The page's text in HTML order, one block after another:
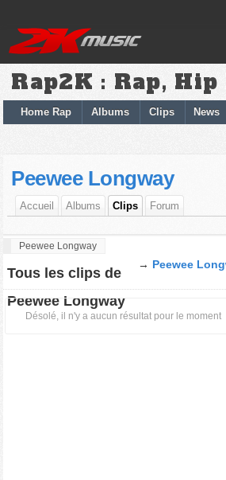
Rap2K : Rap, Hip
Home Rap Albums Clips News
Peewee Longway
Accueil Albums Clips Forum
Peewee Longway
→ Peewee
Tous les clips de
Peewee Longway
Désolé, il n'y a aucun résultat pour le moment